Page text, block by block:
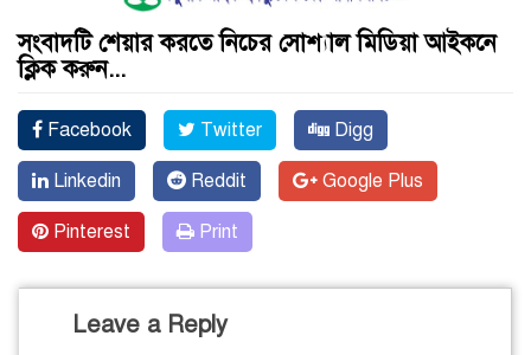
সংবাদটি শেয়ার করতে নিচের সোশ্যাল মিডিয়া আইকনে
ক্লিক করুন...
Facebook Twitter Digg
Linkedin Reddit Google Plus
Pinterest Print
Leave a Reply